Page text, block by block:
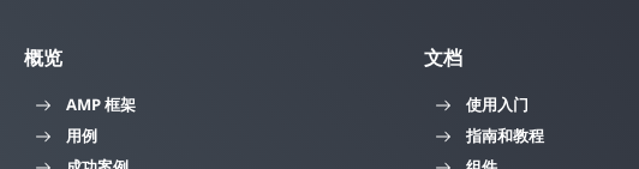
概览
AMP 框架
用例
文档
使用入门
指南和教程